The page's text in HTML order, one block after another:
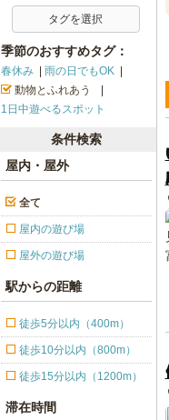
タグを選択
季節のおすすめタグ：
春休み
雨の日でもOK
動物とふれあう
1日中遊べるスポット
条件検索
屋内・屋外
全て
屋内の遊び場
屋外の遊び場
駅からの距離
徒歩5分以内（400m）
徒歩10分以内（800m）
徒歩15分以内（1200m）
滞在時間